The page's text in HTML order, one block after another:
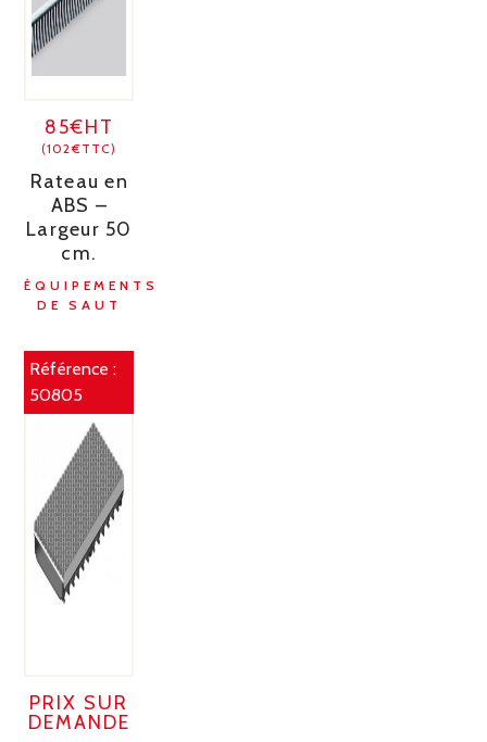
85€HT
(102€TTC)
Rateau en
ABS –
Largeur 50
cm.
ÉQUIPEMENTS
DE SAUT
Référence :
50805
PRIX SUR
DEMANDE